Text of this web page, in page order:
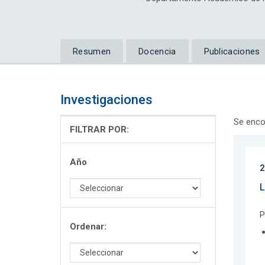
Resumen Docencia Publicaciones
Investigaciones
FILTRAR POR:
Año
Ordenar:
Se